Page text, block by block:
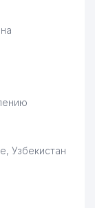
Узбекистан